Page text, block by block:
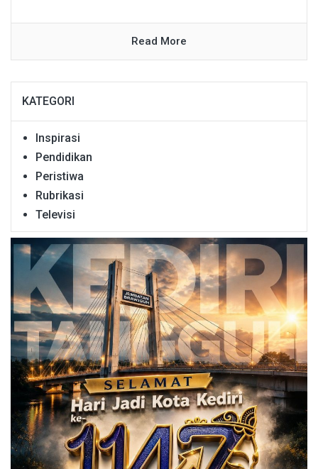
Read More
KATEGORI
Inspirasi
Pendidikan
Peristiwa
Rubrikasi
Televisi